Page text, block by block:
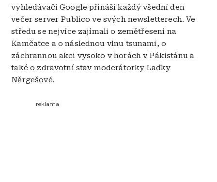
vyhledávači Google přináší každý všední den
večer server Publico ve svých newsletterech. Ve
středu se nejvíce zajímali o zemětřesení na
Kamčatce a o následnou vlnu tsunami, o
záchrannou akci vysoko v horách v Pákistánu a
také o zdravotní stav moderátorky Laďky
Něrgešové.
reklama